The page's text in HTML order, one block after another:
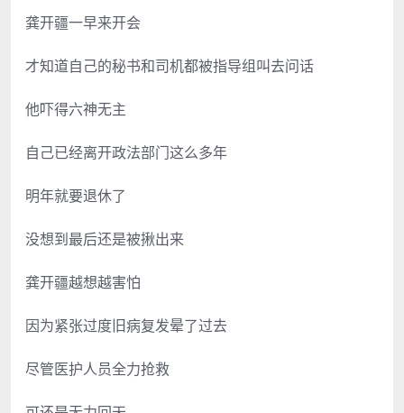
龚开疆一早来开会
才知道自己的秘书和司机都被指导组叫去问话
他吓得六神无主
自己已经离开政法部门这么多年
明年就要退休了
没想到最后还是被揪出来
龚开疆越想越害怕
因为紧张过度旧病复发晕了过去
尽管医护人员全力抢救